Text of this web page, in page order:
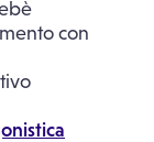
con